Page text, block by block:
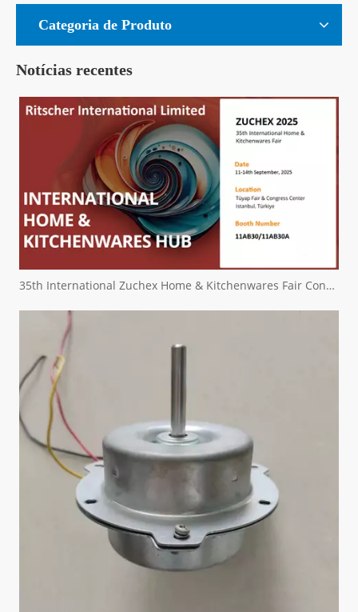
Categoria de Produto
Notícias recentes
35th International Zuchex Home & Kitchenwares Fair Convitition - Ritscher International Limited